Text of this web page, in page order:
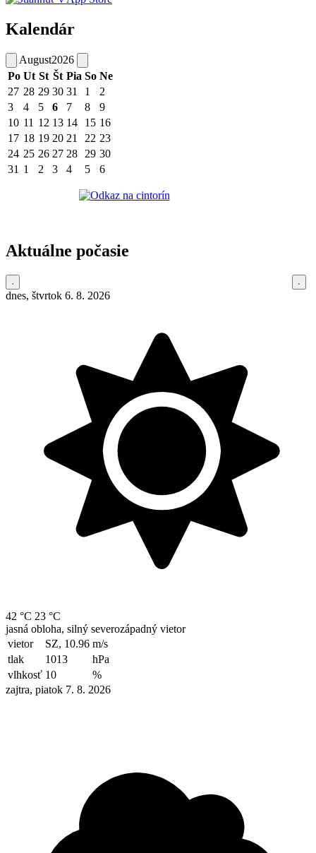
Kalendár
August2026
Po Ut St Št Pia So Ne
27 28 29 30 31 1
2
3
4 5 6 7 8
9
10 11 12 13 14 15 16
17 18 19 20 21 22 23
24 25 26 27 28 29 30
31 1 2 3 4 5 6
Aktuálne počasie
dnes, štvrtok 6. 8. 2026
42 °C 23 °C
jasná obloha, silný severozápadný vietor
vietor
SZ, 10.96 m/s
tlak
1013
hPa
vlhkosť 10
%
zajtra, piatok 7. 8. 2026